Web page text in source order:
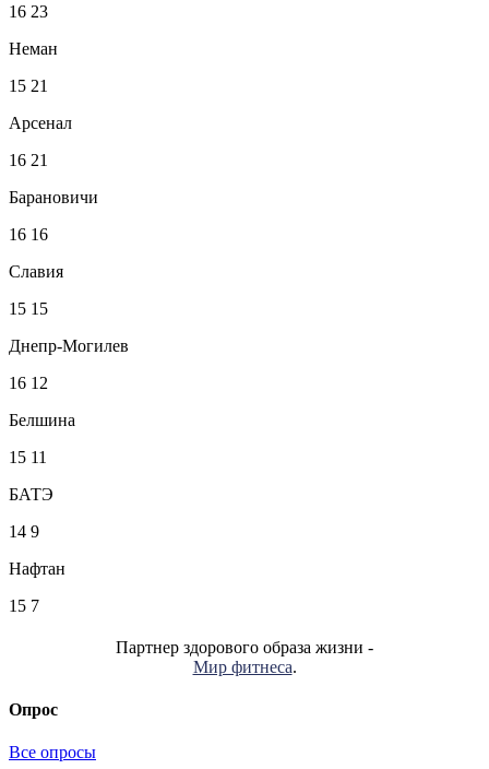
16 23
Неман
15 21
Арсенал
16 21
Барановичи
16 16
Славия
15 15
Днепр-Могилев
16 12
Белшина
15 11
БАТЭ
14 9
Нафтан
15 7
Партнер здорового образа жизни -
Мир фитнеса.
Опрос
Все опросы